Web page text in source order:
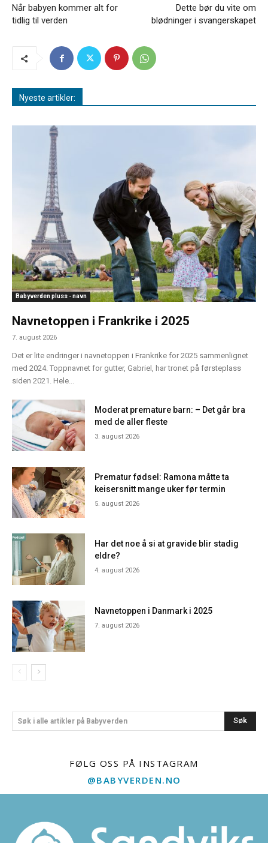
Når babyen kommer alt for
tidlig til verden
Dette bør du vite om
blødninger i svangerskapet
Nyeste artikler:
Babyverden pluss - navn
Navnetoppen i Frankrike i 2025
7. august 2026
Det er lite endringer i navnetoppen i Frankrike for 2025 sammenlignet
med 2024. Toppnavnet for gutter, Gabriel, har tronet på førsteplass
siden 2021. Hele...
Moderat premature barn: – Det går bra
med de aller fleste
3. august 2026
Prematur fødsel: Ramona måtte ta
keisersnitt mange uker før termin
5. august 2026
Har det noe å si at gravide blir stadig
eldre?
4. august 2026
Navnetoppen i Danmark i 2025
7. august 2026
Søk i alle artikler på Babyverden Søk
FØLG OSS PÅ INSTAGRAM
@BABYVERDEN.NO